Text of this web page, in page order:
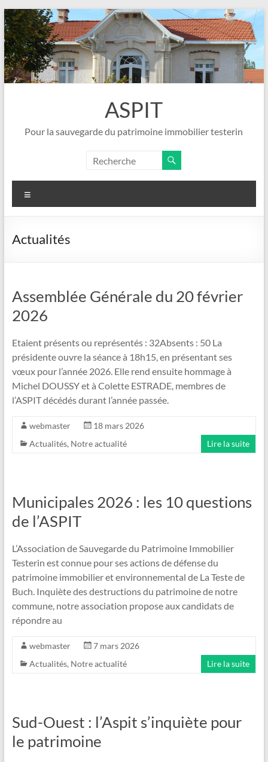
Aller
au
contenu
ASPIT
Pour la sauvegarde du patrimoine immobilier testerin
Actualités
Assemblée Générale du 20 février
2026
Etaient présents ou représentés : 32Absents : 50 La
présidente ouvre la séance à 18h15, en présentant ses
vœux pour l’année 2026. Elle rend ensuite hommage à
Michel DOUSSY et à Colette ESTRADE, membres de
l’ASPIT décédés durant l’année passée.
webmaster
18 mars 2026
Actualités, Notre actualité Lire la suite
Municipales 2026 : les 10 questions
de l’ASPIT
L’Association de Sauvegarde du Patrimoine Immobilier
Testerin est connue pour ses actions de défense du
patrimoine immobilier et environnemental de La Teste de
Buch. Inquiète des destructions du patrimoine de notre
commune, notre association propose aux candidats de
répondre au
webmaster
7 mars 2026
Actualités, Notre actualité Lire la suite
Sud-Ouest : l’Aspit s’inquiète pour
le patrimoine